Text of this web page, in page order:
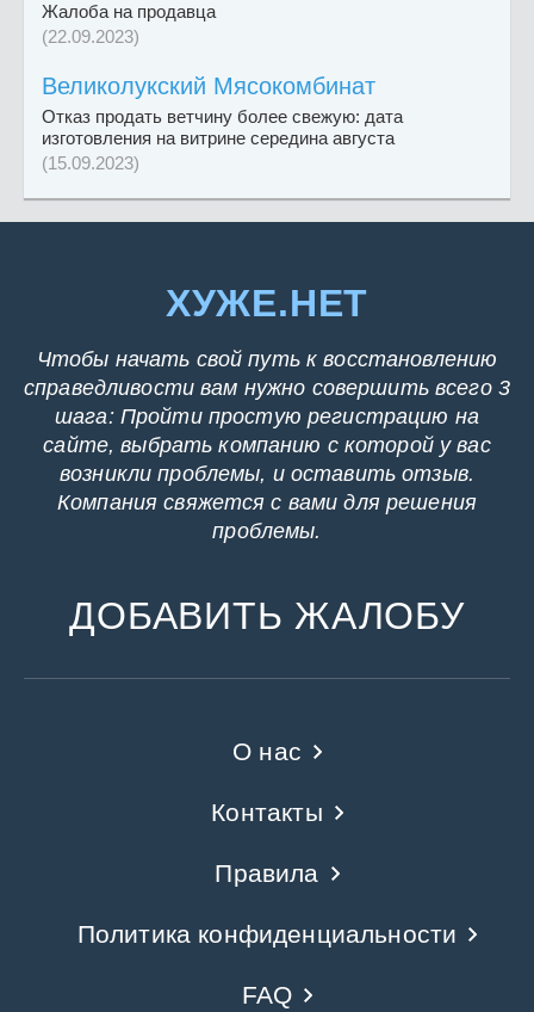
Жалоба на продавца
(22.09.2023)
Великолукский Мясокомбинат
Отказ продать ветчину более свежую: дата
изготовления на витрине середина августа
(15.09.2023)
ХУЖЕ.НЕТ
Чтобы начать свой путь к восстановлению
справедливости вам нужно совершить всего 3
шага: Пройти простую регистрацию на
сайте, выбрать компанию с которой у вас
возникли проблемы, и оставить отзыв.
Компания свяжется с вами для решения
проблемы.
ДОБАВИТЬ ЖАЛОБУ
О нас
Контакты
Правила
Политика конфиденциальности
FAQ